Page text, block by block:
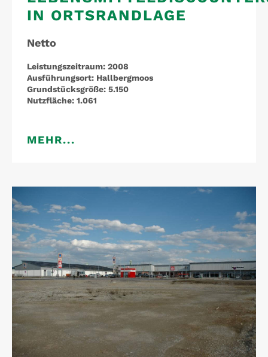
IN ORTSRANDLAGE
Netto
Leistungszeitraum: 2008
Ausführungsort: Hallbergmoos
Grundstücksgröße: 5.150
Nutzfläche: 1.061
MEHR...